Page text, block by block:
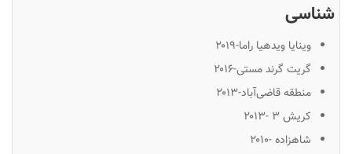
شناسی
وینایا ویدهیا راما-۲۰۱۹
گریت گرند مستی-۲۰۱۶
منطقه قاضی‌آباد-۲۰۱۳
کریش ۳ -۲۰۱۳
شاهزاده -۲۰۱۰